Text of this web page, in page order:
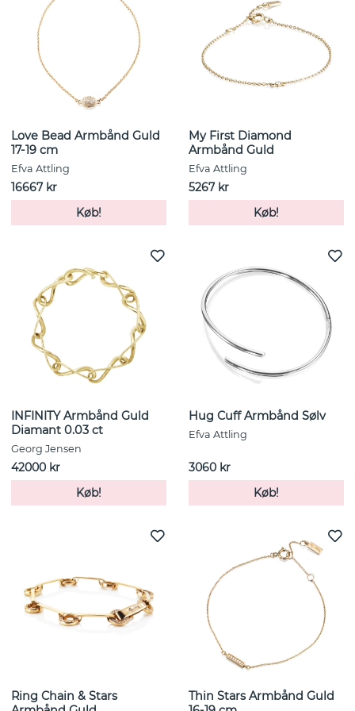
Love Bead Armbånd Guld
17-19 cm
Efva Attling
16667 kr
Køb!
My First Diamond
Armbånd Guld
Efva Attling
5267 kr
Køb!
INFINITY Armbånd Guld
Diamant 0.03 ct
Georg Jensen
42000 kr
Køb!
Hug Cuff Armbånd Sølv
Efva Attling
3060 kr
Køb!
Ring Chain & Stars
Thin Stars Armbånd Guld